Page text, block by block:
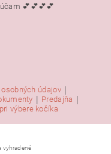
💕💕💕💕
údajov |
| Predajňa |
výbere kočíka
vyhradené